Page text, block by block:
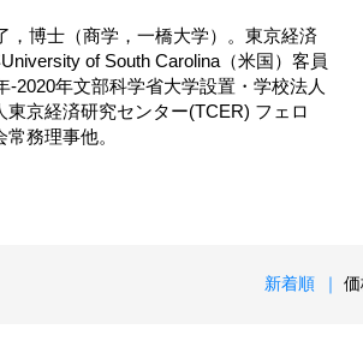
，博士（商学，一橋大学）。東京経済
of South Carolina（米国）客員
2020年文部科学省大学設置・学校法人
京経済研究センター(TCER) フェロ
務理事他。
新着順